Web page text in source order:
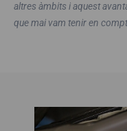
altres àmbits i aquest
que mai vam tenir en